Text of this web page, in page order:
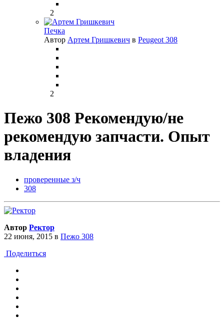
2
Печка
Автор Артем Гришкевич в Peugeot 308
2
Пежо 308 Рекомендую/не
рекомендую запчасти. Опыт
владения
проверенные з/ч
308
Автор Ректор
22 июня, 2015 в Пежо 308
Поделиться